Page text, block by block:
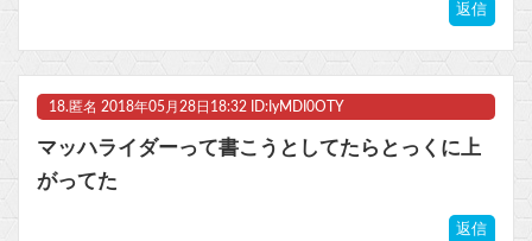
返信
18. 匿名 2018年05月28日18:32 ID:IyMDI0OTY
マッハライダーって書こうとしてたらとっくに上
がってた
返信